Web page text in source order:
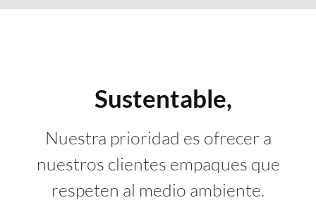
Sustentable,
Nuestra prioridad es ofrecer a
nuestros clientes empaques que
respeten al medio ambiente.